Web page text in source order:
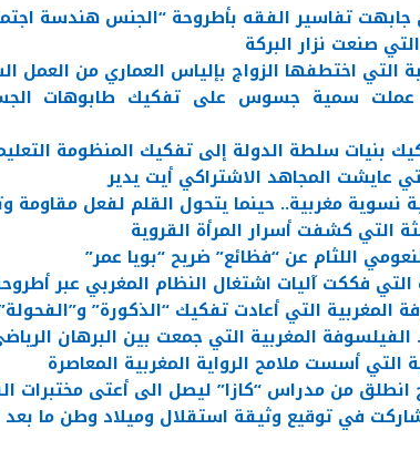
تفاسير الفقه بأطروحة “الجنس هندسة
صنعت نزار البركة
التي اختطفها الزواج بإلياس العماري من العمل
عملت سمية جسوس على تفكيك طابوهات الجسد
بنيات سلطة الدولة إلى تفكيك المنظومة
عايشت المجاهد الاشتراكي أيت يدير
نسوية مغربية.. حينما يتحول القلم لفعل مقاومة
التي كشفت أسرار المرأة القروية
اللثام عن “فظائع” ضريح “بويا عمر”
فككت آليات اشتغال النظام المغربي عبر
المغربية التي أعادت تفكيك “الذكورة”
المغربية التي جمعت بين البرهان
التي أسست ملامح الرواية المغربية المعاصرة
من مدراس “كازا” ليصل الى أعتى مختبرات
في توقيع وثيقة استقلال وميلاد وطن ما بعد